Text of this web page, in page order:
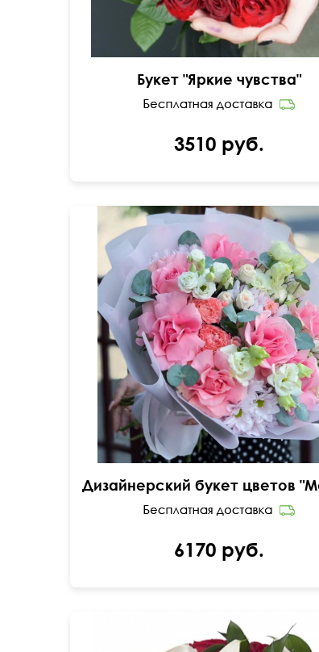
Букет "Яркие чувства"
3510 руб.
Вывернутые розы, лизиантусы
гвоздика
6170 руб.